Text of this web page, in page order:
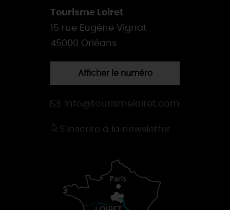
Tourisme Loiret
15 rue Eugène Vignat
45000 Orléans
Afficher le numéro
info@tourismeloiret.com
S'inscrire à la newsletter